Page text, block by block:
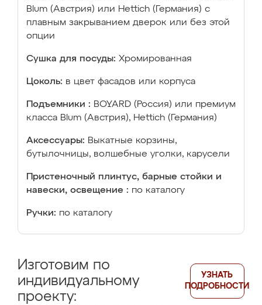
Blum (Австрия) или Hettich (Германия) с
плавным закрыванием дверок или без этой
опции
Сушка для посуды: Хромированная
Цоколь: в цвет фасадов или корпуса
Подъемники : BOYARD (Россия) или премиум
класса Blum (Австрия), Hettich (Германия)
Аксессуары: Выкатные корзины,
бутылочницы, волшебные уголки, карусели
Пристеночный плинтус, барные стойки и
навески, освещение : по каталогу
Ручки: по каталогу
Изготовим по
индивидуальному
проекту:
УЗНАТЬ
ПОДРОБНОСТИ